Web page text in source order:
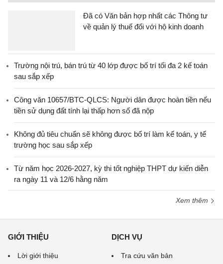
Đã có Văn bản hợp nhất các Thông tư
về quản lý thuế đối với hộ kinh doanh
Trường nội trú, bán trú từ 40 lớp được bố trí tối đa 2 kế toán
sau sắp xếp
Công văn 10657/BTC-QLCS: Người dân được hoàn tiền nếu
tiền sử dụng đất tính lại thấp hơn số đã nộp
Không đủ tiêu chuẩn sẽ không được bố trí làm kế toán, y tế
trường học sau sắp xếp
Từ năm học 2026-2027, kỳ thi tốt nghiệp THPT dự kiến diễn
ra ngày 11 và 12/6 hằng năm
Xem thêm
GIỚI THIỆU
Lời giới thiệu
DỊCH VỤ
Tra cứu văn bản